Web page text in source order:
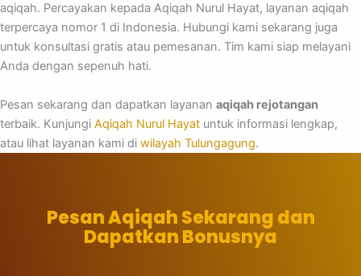
aqiqah. Percayakan kepada Aqiqah Nurul Hayat, layanan aqiqah
terpercaya nomor 1 di Indonesia. Hubungi kami sekarang juga
untuk konsultasi gratis atau pemesanan. Tim kami siap melayani
Anda dengan sepenuh hati.
Pesan sekarang dan dapatkan layanan aqiqah rejotangan
terbaik. Kunjungi Aqiqah Nurul Hayat untuk informasi lengkap,
atau lihat layanan kami di wilayah Tulungagung.
Pesan Aqiqah Sekarang dan
Dapatkan Bonusnya